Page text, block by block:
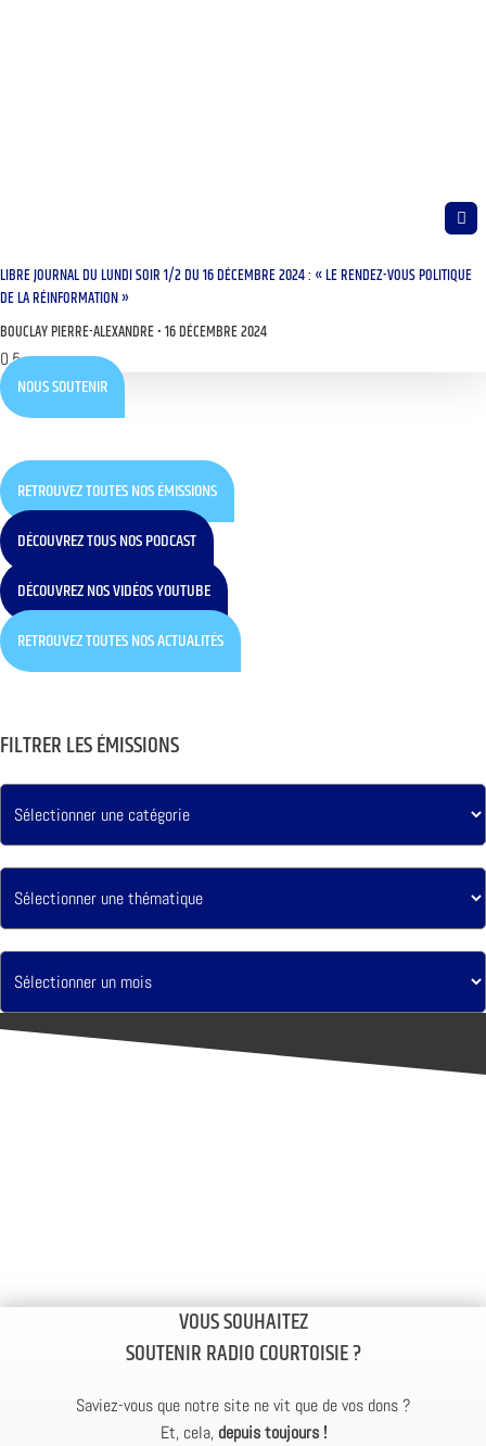
LIBRE JOURNAL DU LUNDI SOIR 1/2 DU 16 DÉCEMBRE 2024 : « LE RENDEZ-VOUS POLITIQUE
DE LA RÉINFORMATION »
BOUCLAY PIERRE-ALEXANDRE 16 DÉCEMBRE 2024
NOUS SOUTENIR
RETROUVEZ TOUTES NOS ÉMISSIONS
DÉCOUVREZ TOUS NOS PODCAST
DÉCOUVREZ NOS VIDÉOS YOUTUBE
RETROUVEZ TOUTES NOS ACTUALITÉS
FILTRER LES ÉMISSIONS
VOUS SOUHAITEZ
SOUTENIR RADIO COURTOISIE ?
Saviez-vous que notre site ne vit que de vos dons ?
Et, cela, depuis toujours !